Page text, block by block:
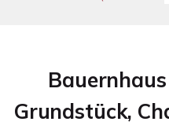
Grundstück,